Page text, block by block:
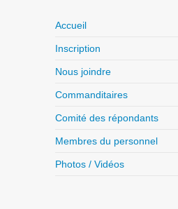
Accueil
Inscription
Nous joindre
Commanditaires
Comité des répondants
Membres du personnel
Photos / Vidéos